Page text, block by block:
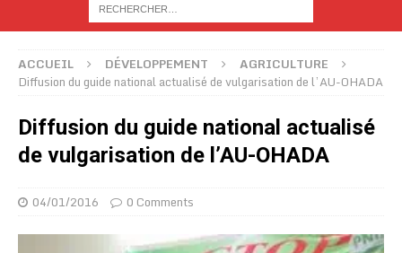
ACCUEIL DÉVELOPPEMENT
AGRICULTURE
Diffusion du guide national actualisé de vulgarisation de l’AU-OHADA
Diffusion du guide national actualisé
de vulgarisation de l’AU-OHADA
04/01/2016 0 Comments